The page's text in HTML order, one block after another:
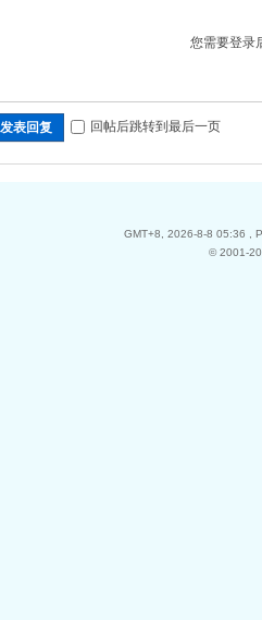
您需要登录
发表回复 回帖后跳转到最后一页
GMT+8, 2026-8-8 05:36
,
© 2001-